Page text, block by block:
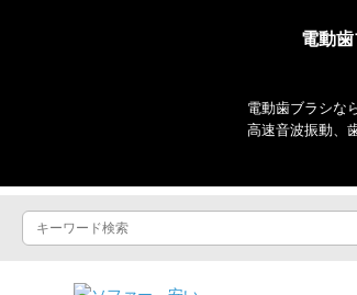
電動歯
電動歯ブラシな
高速音波振動、